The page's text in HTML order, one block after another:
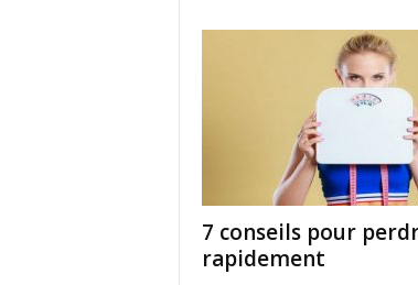
7 conseils pour
rapidement